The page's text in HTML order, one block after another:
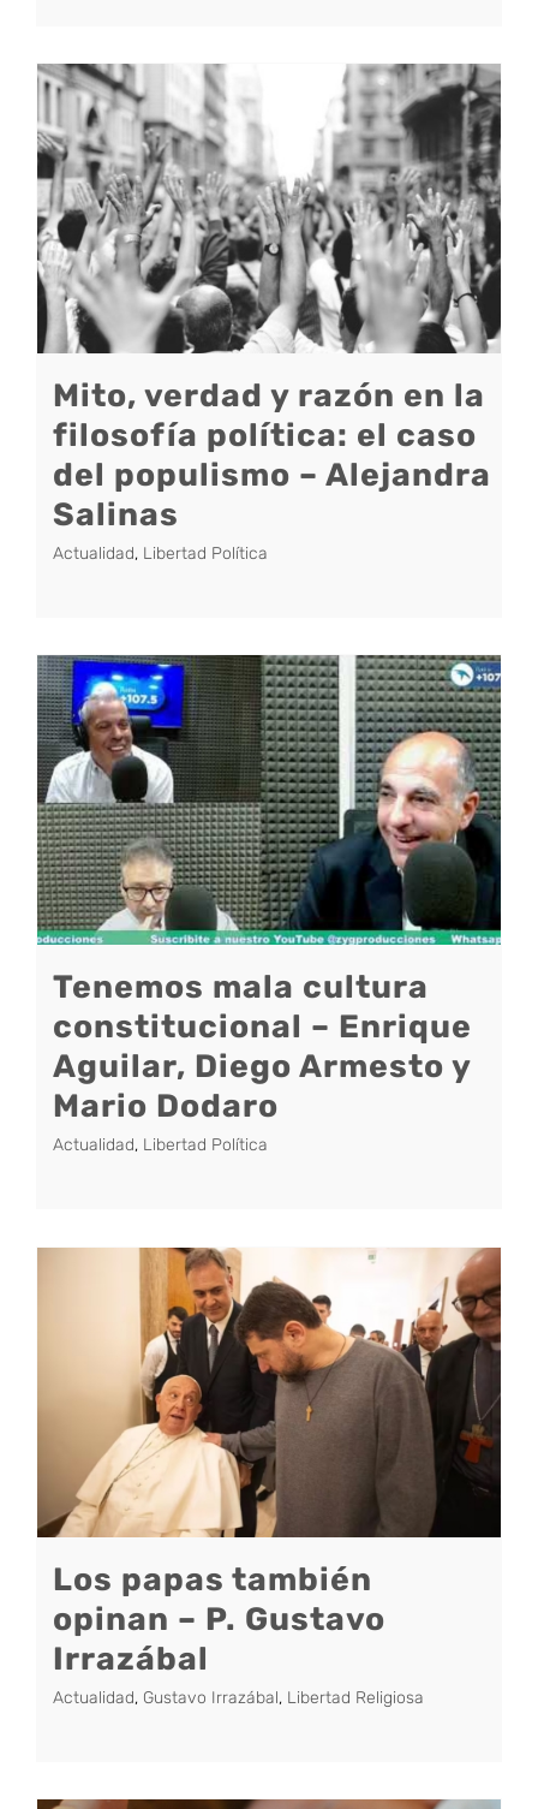
Mito, verdad y razón en la
filosofía política: el caso
del populismo – Alejandra
Salinas
Actualidad, Libertad Política
Tenemos mala cultura
constitucional – Enrique
Aguilar, Diego Armesto y
Mario Dodaro
Actualidad, Libertad Política
Los papas también
opinan – P. Gustavo
Irrazábal
Actualidad, Gustavo Irrazábal, Libertad Religiosa